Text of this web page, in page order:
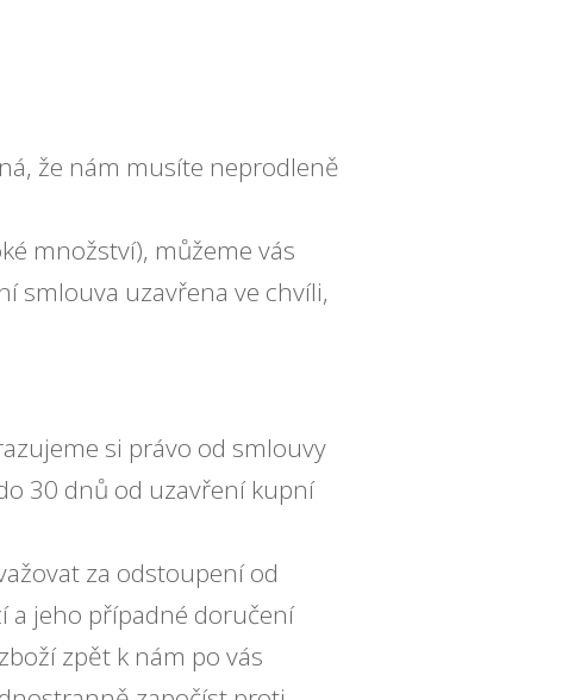
že nám musíte neprodleně
množství), můžeme vás
smlouva uzavřena ve chvíli,
si právo od smlouvy
30 dnů od uzavření kupní
za odstoupení od
a jeho případné doručení
zpět k nám po vás